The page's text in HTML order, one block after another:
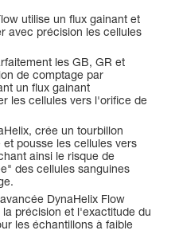
utilise un flux gainant et
avec précision les cellules
les GB, GR et
de comptage par
un flux gainant
les cellules vers l'orifice de
crée un tourbillon
pousse les cellules vers
ainsi le risque de
des cellules sanguines
DynaHelix Flow
précision et l'exactitude du
les échantillons à faible